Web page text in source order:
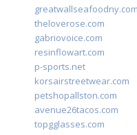
greatwallseafoodny.com
theloverose.com
gabriovoice.com
resinflowart.com
p-sports.net
korsairstreetwear.com
petshopallston.com
avenue26tacos.com
topgglasses.com